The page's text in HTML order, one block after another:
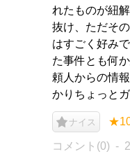
れたものが紐
抜け、ただそ
はすごく好み
た事件とも何
頼人からの情
かりちょっと
ナイス
コメント(0)